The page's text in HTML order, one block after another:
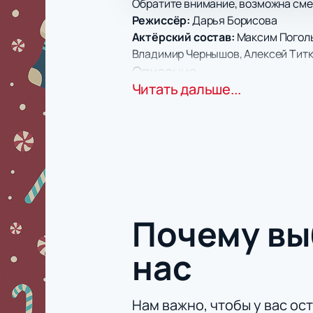
Обратите внимание, возможна
Режиссёр:Дарья Борисова
Актёрский состав: Максим
Владимир Чернышов, Алексей
Описание
Театр юных зрителей имени А. А.
Показ состоится в Театре юных
Покупка билетов онлайн
Купите билеты на мюзикл
Выбирайте места с помощью
Оплачивайте заказ
Для организаций доступны
Читать дальше...
Почему
нас
Нам важно, чтобы у вас